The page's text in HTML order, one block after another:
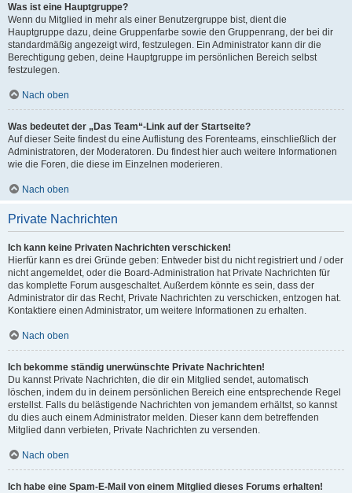
Was ist eine Hauptgruppe?
Wenn du Mitglied in mehr als einer Benutzergruppe bist, dient die
Hauptgruppe dazu, deine Gruppenfarbe sowie den Gruppenrang, der bei dir
standardmäßig angezeigt wird, festzulegen. Ein Administrator kann dir die
Berechtigung geben, deine Hauptgruppe im persönlichen Bereich selbst
festzulegen.
Nach oben
Was bedeutet der „Das Team“-Link auf der Startseite?
Auf dieser Seite findest du eine Auflistung des Forenteams, einschließlich der
Administratoren, der Moderatoren. Du findest hier auch weitere Informationen
wie die Foren, die diese im Einzelnen moderieren.
Nach oben
Private Nachrichten
Ich kann keine Privaten Nachrichten verschicken!
Hierfür kann es drei Gründe geben: Entweder bist du nicht registriert und / oder
nicht angemeldet, oder die Board-Administration hat Private Nachrichten für
das komplette Forum ausgeschaltet. Außerdem könnte es sein, dass der
Administrator dir das Recht, Private Nachrichten zu verschicken, entzogen hat.
Kontaktiere einen Administrator, um weitere Informationen zu erhalten.
Nach oben
Ich bekomme ständig unerwünschte Private Nachrichten!
Du kannst Private Nachrichten, die dir ein Mitglied sendet, automatisch
löschen, indem du in deinem persönlichen Bereich eine entsprechende Regel
erstellst. Falls du belästigende Nachrichten von jemandem erhältst, so kannst
du dies auch einem Administrator melden. Dieser kann dem betreffenden
Mitglied dann verbieten, Private Nachrichten zu versenden.
Nach oben
Ich habe eine Spam-E-Mail von einem Mitglied dieses Forums erhalten!